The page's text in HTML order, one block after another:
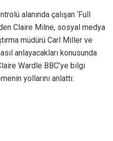
alanında çalışan ‘Full
Claire Milne, sosyal medya
müdürü Carl Miller ve
anlayacakları konusunda
Wardle BBC’ye bilgi
yollarını anlattı: